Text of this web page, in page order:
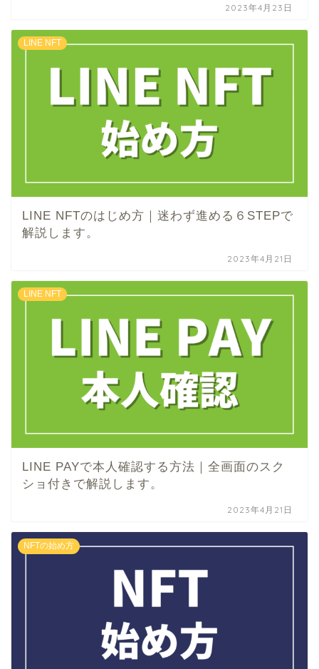
2023年4月23日
LINE NFT
LINE NFTのはじめ方｜迷わず進める６STEPで
解説します。
2023年4月21日
LINE NFT
LINE PAYで本人確認する方法｜全画面のスク
ショ付きで解説します。
2023年4月21日
NFTの始め方